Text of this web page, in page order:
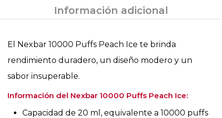
Información adicional
El Nexbar 10000 Puffs Peach Ice te brinda
rendimiento duradero, un diseño modero y un
sabor insuperable.
Información del Nexbar 10000 Puffs Peach Ice:
Capacidad de 20 ml, equivalente a 10000 puffs